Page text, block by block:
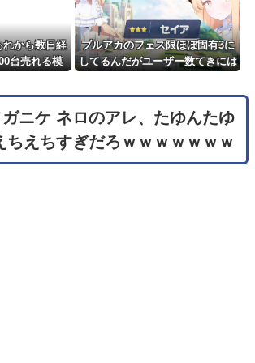
から数日経
台売れる模
ブルアカのフェス限ほぼ固有3に
してるんだがユーザー数てきには
ガニケ ネロのアレ、たゆんたゆ
ちえちすぎだろｗｗｗｗｗｗｗ